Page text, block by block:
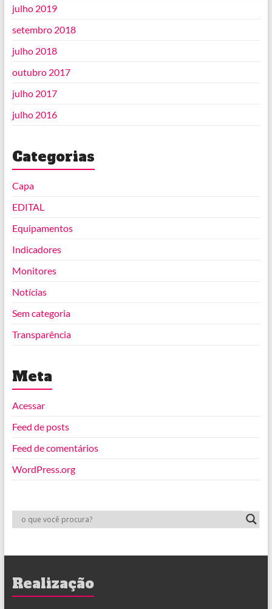
julho 2019
setembro 2018
julho 2018
outubro 2017
julho 2017
julho 2016
Categorias
Capa
EDITAL
Equipamentos
Indicadores
Monitores
Notícias
Sem categoria
Transparência
Meta
Acessar
Feed de posts
Feed de comentários
WordPress.org
Realização